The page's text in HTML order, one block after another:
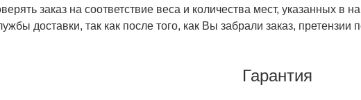
заказ на соответствие веса и количества мест, указанных в
доставки, так как после того, как Вы забрали заказ,
Гарантия